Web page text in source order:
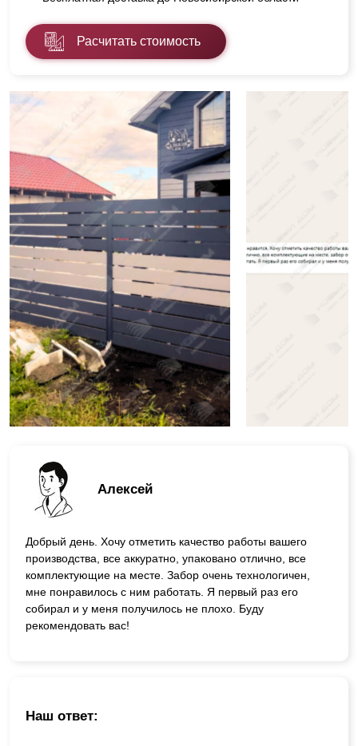
Алексей
Добрый день. Хочу отметить качество работы вашего
производства, все аккуратно, упаковано отлично, все
комплектующие на месте. Забор очень технологичен,
мне понравилось с ним работать. Я первый раз его
собирал и у меня получилось не плохо. Буду
рекомендовать вас!
Наш ответ:
Расчитать стоимость